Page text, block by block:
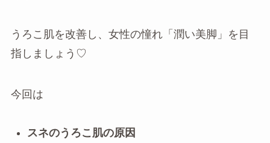
うろこ肌を改善し、女性の憧れ「潤い美脚」を目
指しましょう♡
今回は
スネのうろこ肌の原因